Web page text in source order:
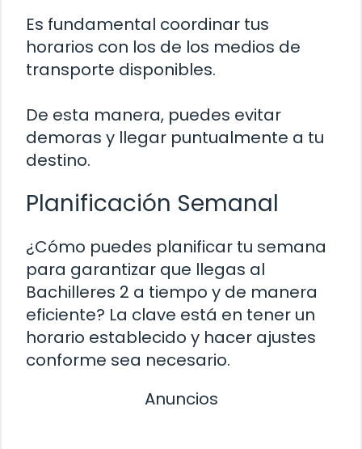
Es fundamental coordinar tus
horarios con los de los medios de
transporte disponibles.
De esta manera, puedes evitar
demoras y llegar puntualmente a tu
destino.
Planificación Semanal
¿Cómo puedes planificar tu semana
para garantizar que llegas al
Bachilleres 2 a tiempo y de manera
eficiente? La clave está en tener un
horario establecido y hacer ajustes
conforme sea necesario.
Anuncios